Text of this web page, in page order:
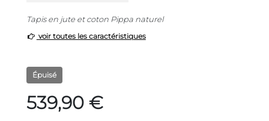
Tapis en jute et coton Pippa naturel
voir toutes les caractéristiques
Épuisé
539,90 €